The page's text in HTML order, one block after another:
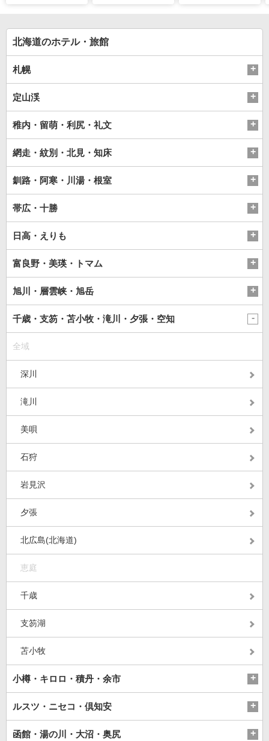
ツ
北海道のホテル・旅館
札幌
定山渓
稚内・留萌・利尻・礼文
網走・紋別・北見・知床
釧路・阿寒・川湯・根室
帯広・十勝
日高・えりも
富良野・美瑛・トマム
旭川・層雲峡・旭岳
千歳・支笏・苫小牧・滝川・夕張・空知
全域
深川
滝川
美唄
石狩
岩見沢
夕張
北広島(北海道)
恵庭
千歳
支笏湖
苫小牧
小樽・キロロ・積丹・余市
ルスツ・ニセコ・倶知安
函館・湯の川・大沼・奥尻